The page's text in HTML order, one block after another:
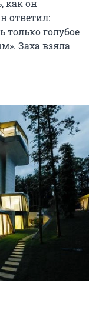
как он
ответил:
только голубое
Заха взяла